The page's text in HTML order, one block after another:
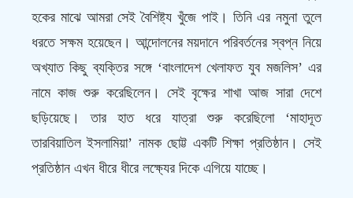
হকের মাঝে আমরা সেই বৈশিষ্ট্য খুঁজে পাই। তিনি এর নমুনা তুলে
ধরতে সক্ষম হয়েছেন। আন্দোলনের ময়দানে পরিবর্তনের স্বপ্ন নিয়ে
অখ্যাত কিছু ব্যক্তির সঙ্গে ‘বাংলাদেশ খেলাফত যুব মজলিস’ এর
নামে কাজ শুরু করেছিলেন। সেই বৃক্ষের শাখা আজ সারা দেশে
ছড়িয়েছে। তার হাত ধরে যাত্রা শুরু করেছিলো ‘মাহাদূত
তারবিয়াতিল ইসলামিয়া’ নামক ছোট্ট একটি শিক্ষা প্রতিষ্ঠান। সেই
প্রতিষ্ঠান এখন ধীরে ধীরে লক্ষ্যের দিকে এগিয়ে যাচ্ছে।